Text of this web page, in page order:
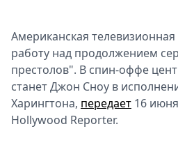
Афиша
Книги
Выставки
Пресс-
релизы
Американская телевизионная
работу над продолжением
престолов". В спин-оффе
станет Джон Сноу в
Харингтона, передает 16
Hollywood Reporter.